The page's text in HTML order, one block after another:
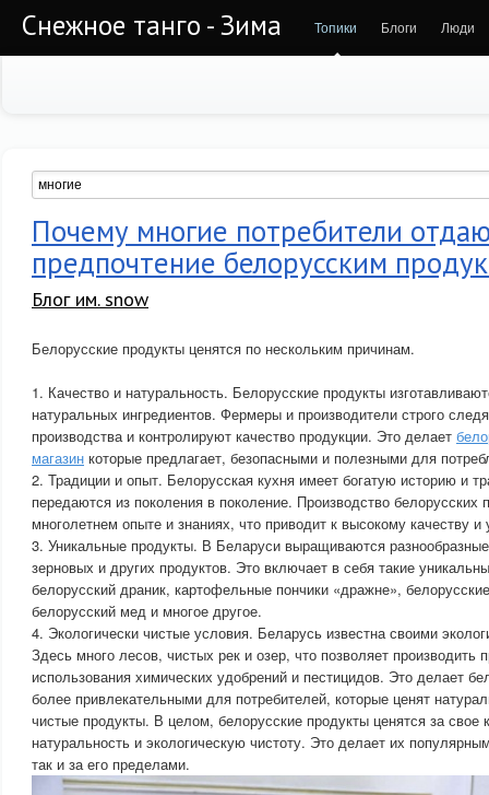
Снежное танго - Зима Топики Блоги Люди
Почему многие потребители
предпочтение белорусским
Блог им. snow
Белорусские продукты ценятся по нескольким причинам.
1. Качество и натуральность. Белорусские продукты
натуральных ингредиентов. Фермеры и производители строго
производства и контролируют качество продукции. Это делает
магазин которые предлагает, безопасными и полезными для
2. Традиции и опыт. Белорусская кухня имеет богатую историю и
передаются из поколения в поколение. Производство белорусских
многолетнем опыте и знаниях, что приводит к высокому качеству и
3. Уникальные продукты. В Беларуси выращиваются
зерновых и других продуктов. Это включает в себя такие
белорусский драник, картофельные пончики «дражне»,
белорусский мед и многое другое.
4. Экологически чистые условия. Беларусь известна своими
Здесь много лесов, чистых рек и озер, что позволяет производить
использования химических удобрений и пестицидов. Это делает
более привлекательными для потребителей, которые ценят
чистые продукты. В целом, белорусские продукты ценятся за свое
натуральность и экологическую чистоту. Это делает их
так и за его пределами.